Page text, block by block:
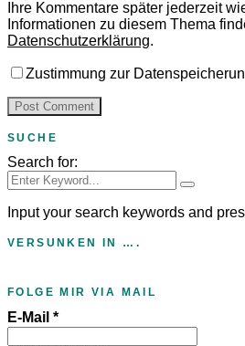
Ihre Kommentare später jederzeit
Informationen zu diesem Thema
Datenschutzerklärung.
Zustimmung zur
SUCHE
Search for:
Input your search keywords and
VERSUNKEN IN ….
FOLGE MIR VIA MAIL
E-Mail *